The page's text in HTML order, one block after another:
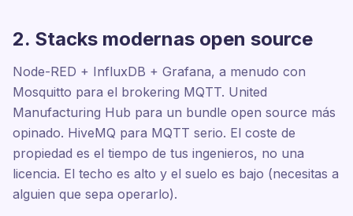
2. Stacks modernas open source
Node-RED + InfluxDB + Grafana, a menudo con
Mosquitto para el brokering MQTT. United
Manufacturing Hub para un bundle open source más
opinado. HiveMQ para MQTT serio. El coste de
propiedad es el tiempo de tus ingenieros, no una
licencia. El techo es alto y el suelo es bajo (necesitas a
alguien que sepa operarlo).